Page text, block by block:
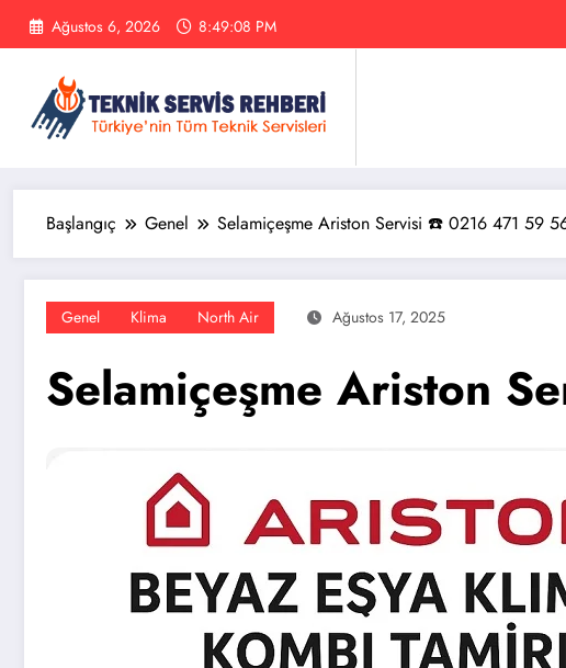
İçeriğe
Ağustos 6, 2026 8:49:09 PM
Başlangıç Genel Selamiçeşme Ariston Servisi ☎️ 0216 471 59
Genel Klima North Air Ağustos 17, 2025
Selamiçeşme Ariston